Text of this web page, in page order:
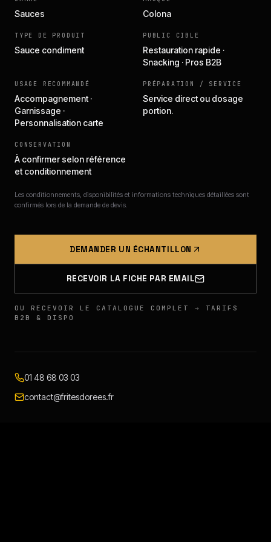
Sauces Colona
TYPE DE PRODUIT
Sauce condiment
PUBLIC CIBLE
Restauration rapide ·
Snacking · Pros B2B
USAGE RECOMMANDÉ
Accompagnement ·
Garnissage ·
Personnalisation carte
PRÉPARATION / SERVICE
Service direct ou dosage
portion.
CONSERVATION
À confirmer selon référence
et conditionnement
Les conditionnements, disponibilités et informations techniques détaillées sont
confirmés lors de la demande de devis.
DEMANDER UN ÉCHANTILLON
RECEVOIR LA FICHE PAR EMAIL
OU RECEVOIR LE CATALOGUE COMPLET → TARIFS
B2B & DISPO
01 48 68 03 03
contact@fritesdorees.fr